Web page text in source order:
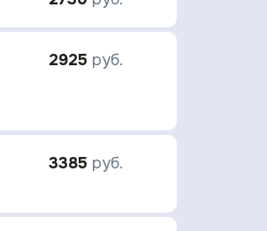
2925 руб.
3385 руб.